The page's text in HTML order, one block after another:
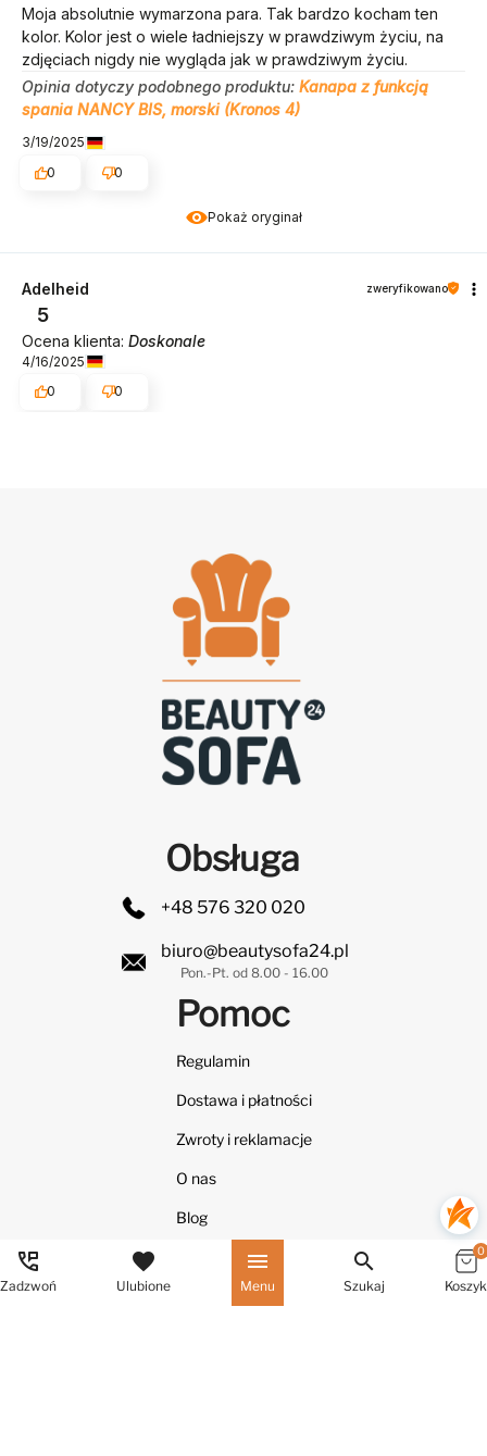
Pokaż oryginał
Moja absolutnie wymarzona para. Tak bardzo kocham ten
kolor. Kolor jest o wiele ładniejszy w prawdziwym życiu, na
zdjęciach nigdy nie wygląda jak w prawdziwym życiu.
Opinia dotyczy podobnego produktu: Kanapa z funkcją
spania NANCY BIS, morski (Kronos 4)
3/19/2025
0
0
Adelheid zweryfikowano
5
Ocena klienta: Doskonale
4/16/2025
0
0
perm_phone_msg
Zadzwoń
favorite
Ulubione
menu
Menu
search
Szukaj
0
Koszyk
Obsługa
+48 576 320 020
biuro@beautysofa24.pl
Pon.-Pt. od 8.00 - 16.00
Pomoc
Regulamin
Dostawa i płatności
Zwroty i reklamacje
O nas
Blog
Znajdziesz nas na: